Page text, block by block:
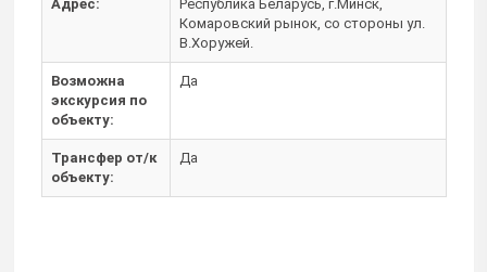
Адрес:
Республика Беларусь, г.Минск,
Комаровский рынок, со стороны ул.
В.Хоружей.
Возможна
экскурсия по
объекту:
Да
Трансфер от/к
объекту:
Да